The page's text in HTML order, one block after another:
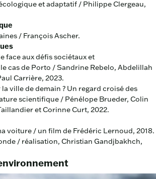
et adaptatif / Philippe Clergeau,
/ François Ascher.
face aux défis sociétaux et
cas de Porto / Sandrine Rebelo, Abdelillah
Carrière, 2023.
ville de demain ? Un regard croisé des
scientifique / Pénélope Brueder, Colin
et Corinne Curt, 2022.
voiture / un film de Frédéric Lernoud, 2018.
/ réalisation, Christian Gandjbakhch,